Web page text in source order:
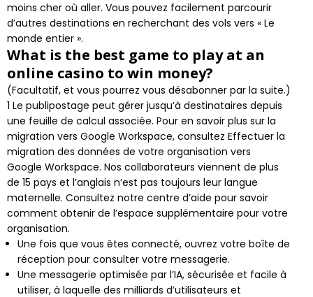
moins cher où aller. Vous pouvez facilement parcourir
d’autres destinations en recherchant des vols vers « Le
monde entier ».
What is the best game to play at an
online casino to win money?
(Facultatif, et vous pourrez vous désabonner par la suite.)
1 Le publipostage peut gérer jusqu’à destinataires depuis
une feuille de calcul associée. Pour en savoir plus sur la
migration vers Google Workspace, consultez Effectuer la
migration des données de votre organisation vers
Google Workspace. Nos collaborateurs viennent de plus
de 15 pays et l’anglais n’est pas toujours leur langue
maternelle. Consultez notre centre d’aide pour savoir
comment obtenir de l’espace supplémentaire pour votre
organisation.
Une fois que vous êtes connecté, ouvrez votre boîte de
réception pour consulter votre messagerie.
Une messagerie optimisée par l’IA, sécurisée et facile à
utiliser, à laquelle des milliards d’utilisateurs et